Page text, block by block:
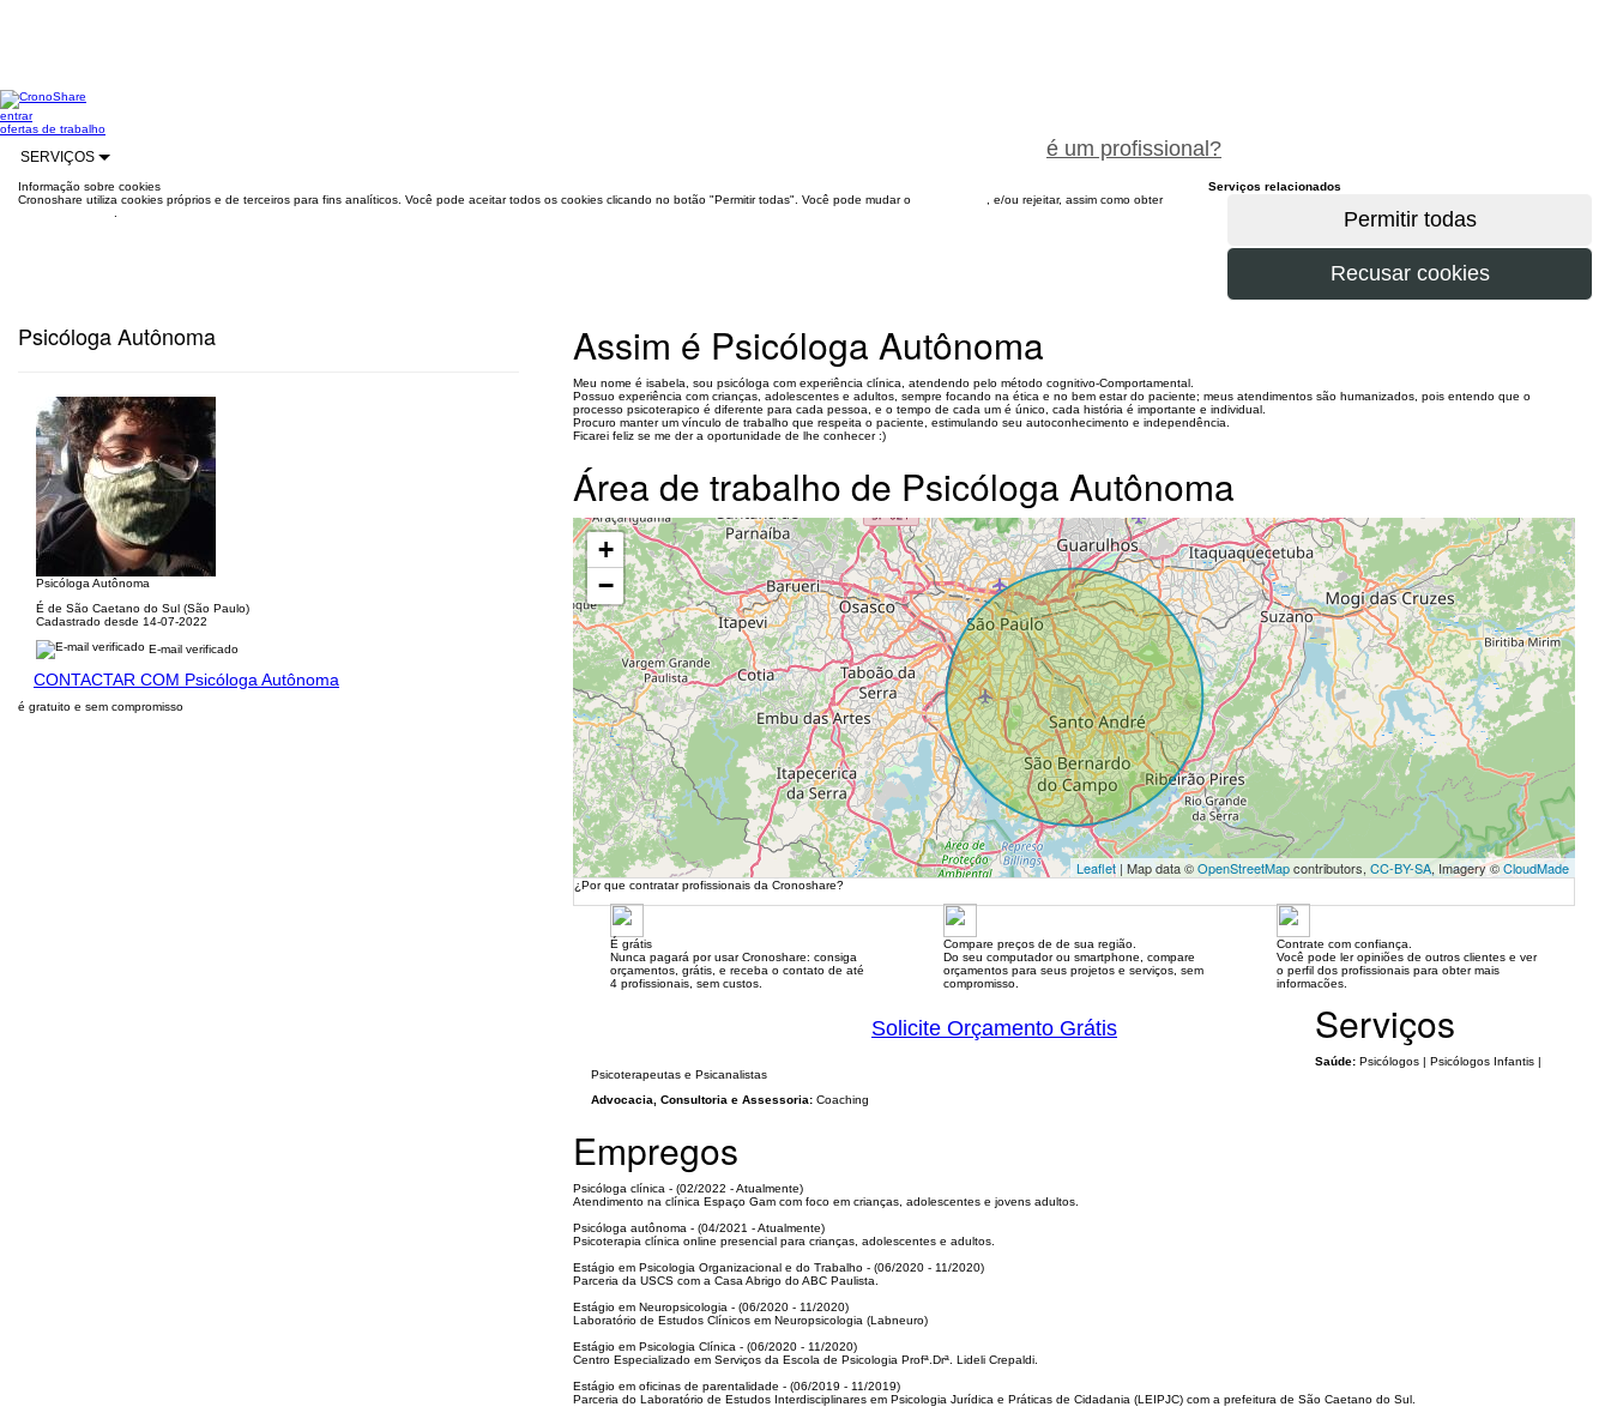
entrar
é um profissional?
ofertas de trabalho
SERVIÇOS
Informação sobre cookies
Cronoshare utiliza cookies próprios e de terceiros para fins analíticos. Você pode aceitar todos os cookies clicando no botão "Permitir todas". Você pode mudar o
, e/ou rejeitar, assim como obter
Psicóloga Autônoma
Psicóloga Autônoma
É de São Caetano do Sul (São Paulo)
Cadastrado desde 14-07-2022
E-mail verificado
CONTACTAR COM Psicóloga Autônoma
é gratuito e sem compromisso
Assim é Psicóloga Autônoma
Meu nome é isabela, sou psicóloga com experiência clínica, atendendo pelo método cognitivo-Comportamental.
Possuo experiência com crianças, adolescentes e adultos, sempre focando na ética e no bem estar do paciente; meus atendimentos são humanizados, pois entendo que o
processo psicoterapico é diferente para cada pessoa, e o tempo de cada um é único, cada história é importante e individual.
Procuro manter um vínculo de trabalho que respeita o paciente, estimulando seu autoconhecimento e independência.
Ficarei feliz se me der a oportunidade de lhe conhecer :)
Área de trabalho de Psicóloga Autônoma
+
−
Leaflet | Map data ©OpenStreetMapcontributors, CC-BY-SA, Imagery ©CloudMade
¿Por que contratar profissionais da Cronoshare?
É grátis
Nunca pagará por usar Cronoshare: consiga
orçamentos, grátis, e receba o contato de até
4 profissionais, sem custos.
Compare preços de de sua região.
Do seu computador ou smartphone, compare
orçamentos para seus projetos e serviços, sem
compromisso.
Contrate com confiança.
Você pode ler opiniões de outros clientes e ver
o perfil dos profissionais para obter mais
informacões.
Solicite Orçamento Grátis Serviços
Saúde: Psicólogos | Psicólogos Infantis |
Psicoterapeutas e Psicanalistas
Advocacia, Consultoria e Assessoria: Coaching
Empregos
Psicóloga clínica - (02/2022 - Atualmente)
Atendimento na clínica Espaço Gam com foco em crianças, adolescentes e jovens adultos.
Psicóloga autônoma - (04/2021 - Atualmente)
Psicoterapia clínica online presencial para crianças, adolescentes e adultos.
Estágio em Psicologia Organizacional e do Trabalho - (06/2020 - 11/2020)
Parceria da USCS com a Casa Abrigo do ABC Paulista.
Estágio em Neuropsicologia - (06/2020 - 11/2020)
Laboratório de Estudos Clínicos em Neuropsicologia (Labneuro)
Estágio em Psicologia Clínica - (06/2020 - 11/2020)
Centro Especializado em Serviços da Escola de Psicologia Profª.Drª. Lideli Crepaldi.
Estágio em oficinas de parentalidade - (06/2019 - 11/2019)
Parceria do Laboratório de Estudos Interdisciplinares em Psicologia Jurídica e Práticas de Cidadania (LEIPJC) com a prefeitura de São Caetano do Sul.
Serviços relacionados